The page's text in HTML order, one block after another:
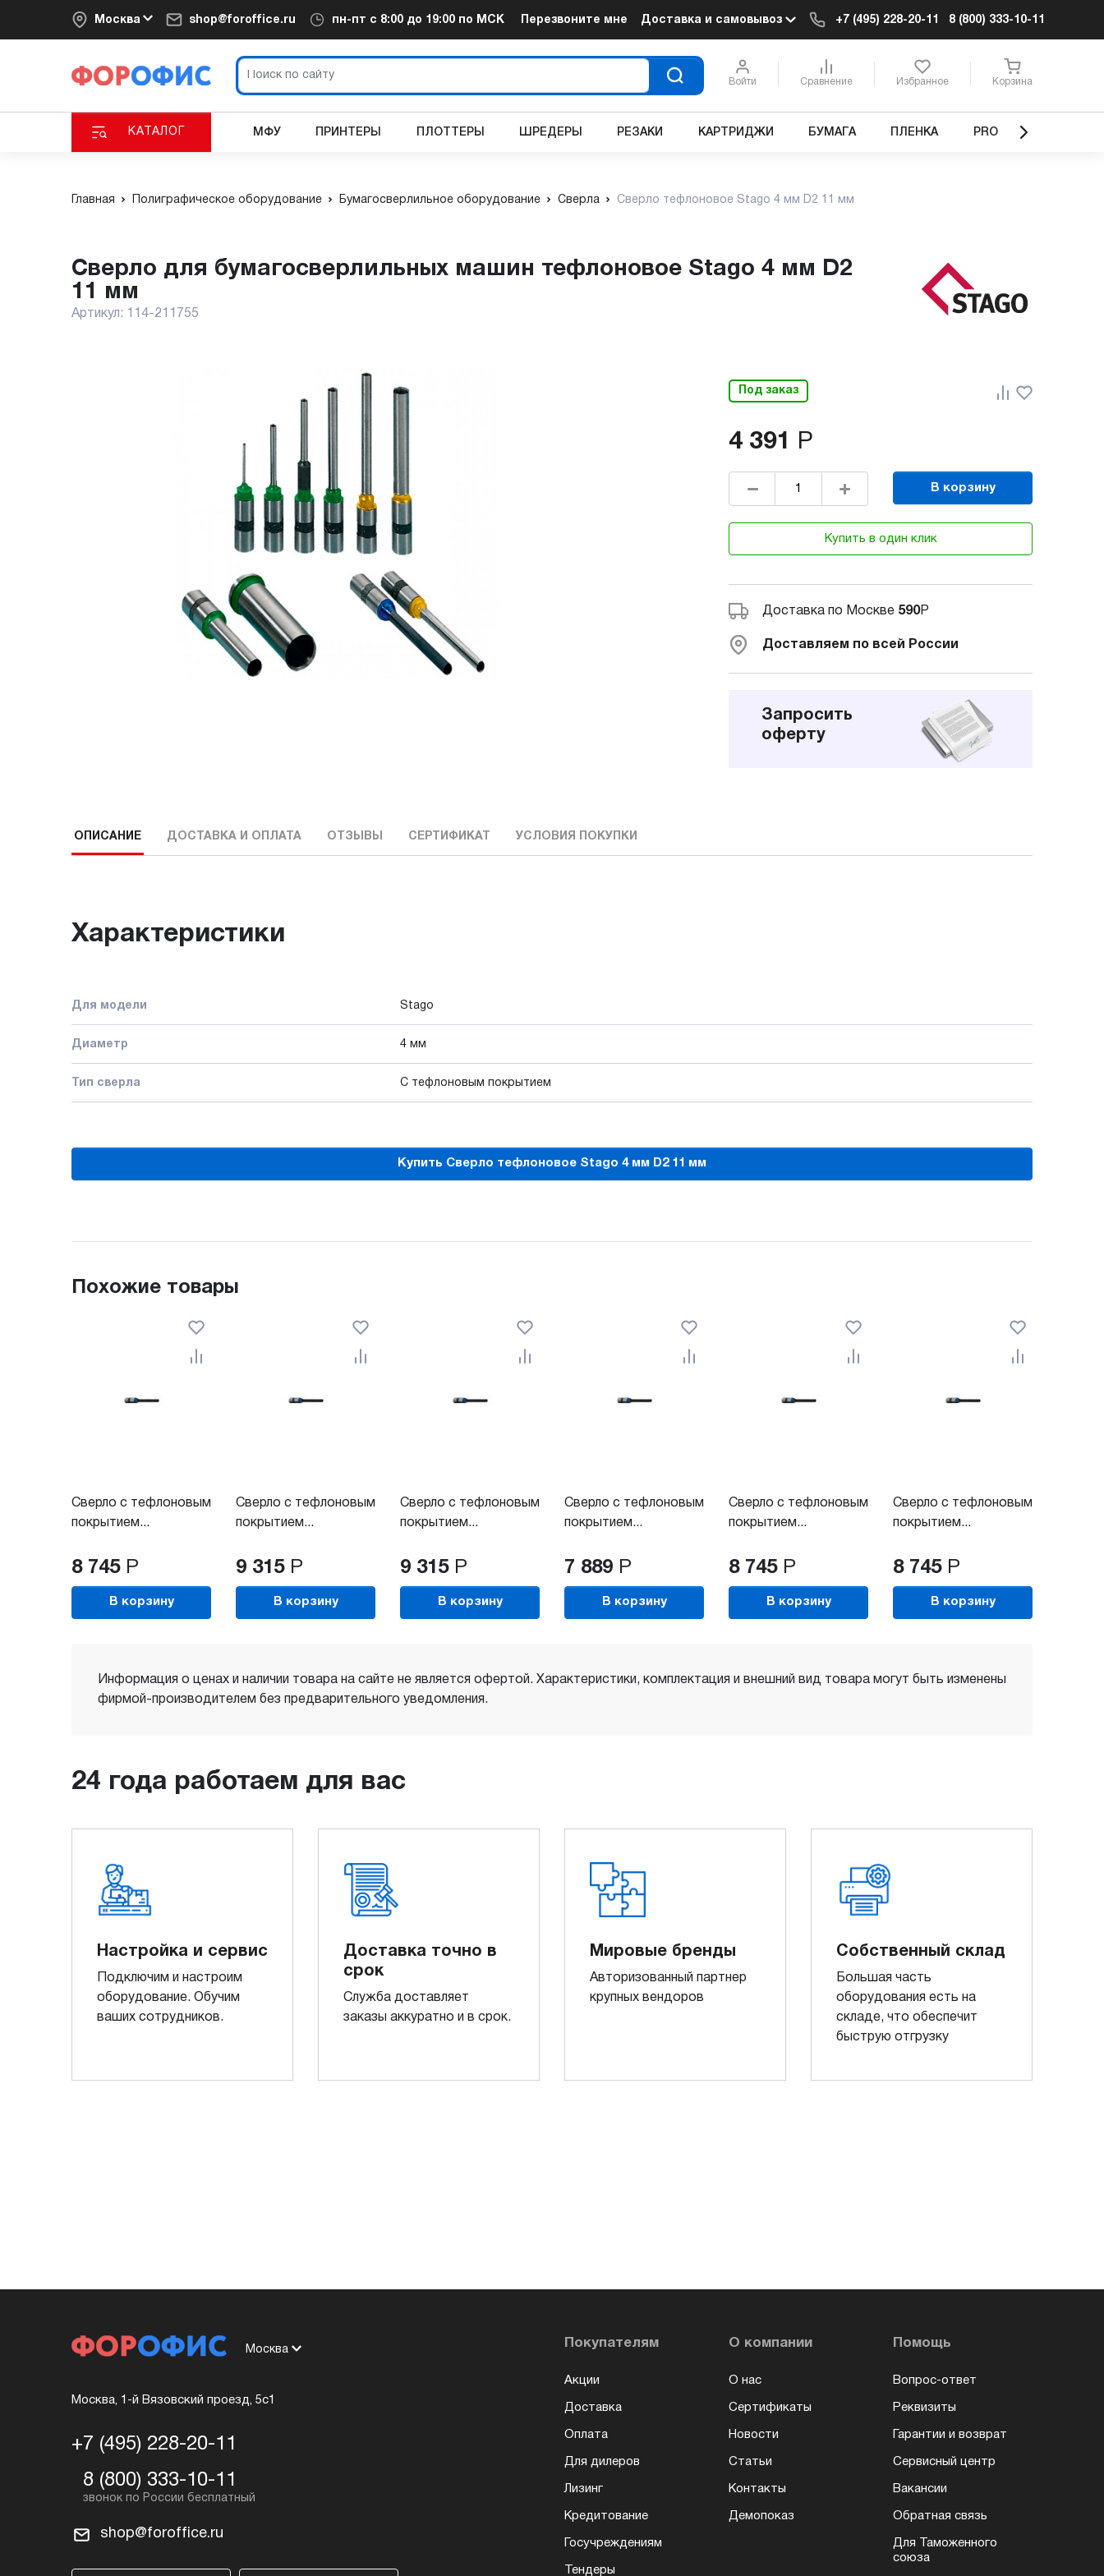
Москва shop@foroffice.ru пн-пт с 8:00 до 19:00 по МСК Перезвоните мне Доставка и самовывоз +7 (495) 228-20-11 8 (800) 333-10-11
Войти Сравнение Избранное Корзина
КАТАЛОГ МФУ ПРИНТЕРЫ ПЛОТТЕРЫ ШРЕДЕРЫ РЕЗАКИ КАРТРИДЖИ БУМАГА ПЛЕНКА PRO
Главная Полиграфическое оборудование Бумагосверлильное оборудование Сверла Сверло тефлоновое Stago 4 мм D2 11 мм
сверло для бумагосверлильных машин тефлоновое Stago 4 мм D2
11 мм
Артикул: 114-211755
Под заказ
4 391 Р
В корзину
Купить в один клик
Доставка по Москве 590Р
Доставляем по всей России
Запросить
оферту
ОПИСАНИЕ ДОСТАВКА И ОПЛАТА ОТЗЫВЫ СЕРТИФИКАТ УСЛОВИЯ ПОКУПКИ
Характеристики
Для модели Stago
Диаметр 4 мм
Тип сверла С тефлоновым покрытием
Купить Сверло тефлоновое Stago 4 мм D2 11 мм
Похожие товары
Сверло с тефлоновым
покрытием...
8 745 Р
В корзину
Сверло с тефлоновым
покрытием...
9 315 Р
В корзину
Сверло с тефлоновым
покрытием...
9 315 Р
В корзину
Сверло с тефлоновым
покрытием...
7 889 Р
В корзину
Сверло с тефлоновым
покрытием...
8 745 Р
В корзину
Сверло с тефлоновым
покрытием...
8 745 Р
В корзину
Информация о ценах и наличии товара на сайте не является офертой. Характеристики, комплектация и внешний вид товара могут быть изменены
фирмой-производителем без предварительного уведомления.
24 года работаем для вас
Настройка и сервис
Подключим и настроим
оборудование. Обучим
ваших сотрудников.
Доставка точно в
срок
Служба доставляет
заказы аккуратно и в срок.
Мировые бренды
Авторизованный партнер
крупных вендоров
Собственный склад
Большая часть
оборудования есть на
складе, что обеспечит
быструю отгрузку
Москва
Москва, 1-й Вязовский проезд, 5с1
+7 (495) 228-20-11
8 (800) 333-10-11
shop@foroffice.ru
Покупателям
Акции
Доставка
Оплата
Для дилеров
Лизинг
Кредитование
Госучреждениям
Тендеры
О компании
О нас
Сертификаты
Новости
Статьи
Контакты
Демопоказ
Помощь
Вопрос-ответ
Реквизиты
Гарантии и возврат
Сервисный центр
Вакансии
Обратная связь
Для Таможенного
союза